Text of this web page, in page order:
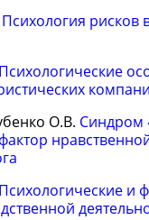
Психология рисков
Психологические
О.В. Синдром
Психологические и